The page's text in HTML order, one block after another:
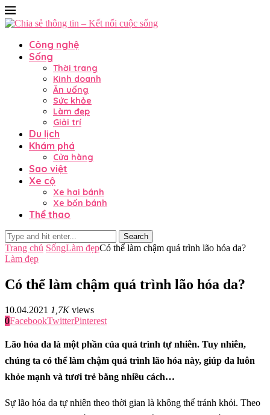
Công nghệ
Sống
Thời trang
Kinh doanh
Ăn uống
Sức khỏe
Làm đẹp
Giải trí
Du lịch
Khám phá
Cửa hàng
Sao việt
Xe cộ
Xe hai bánh
Xe bốn bánh
Thể thao
Search
Trang chủ SốngLàm đẹpCó thể làm chậm quá trình lão hóa da?
Làm đẹp
Có thể làm chậm quá trình lão hóa da?
10.04.2021 1,7Kviews
0FacebookTwitterPinterest
Lão hóa da là một phần của quá trình tự nhiên. Tuy nhiên,
chúng ta có thể làm chậm quá trình lão hóa này, giúp da luôn
khỏe mạnh và tươi trẻ bằng nhiều cách…
Sự lão hóa da tự nhiên theo thời gian là không thể tránh khỏi. Theo